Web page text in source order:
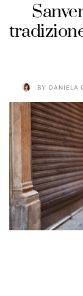
BY DANIELA